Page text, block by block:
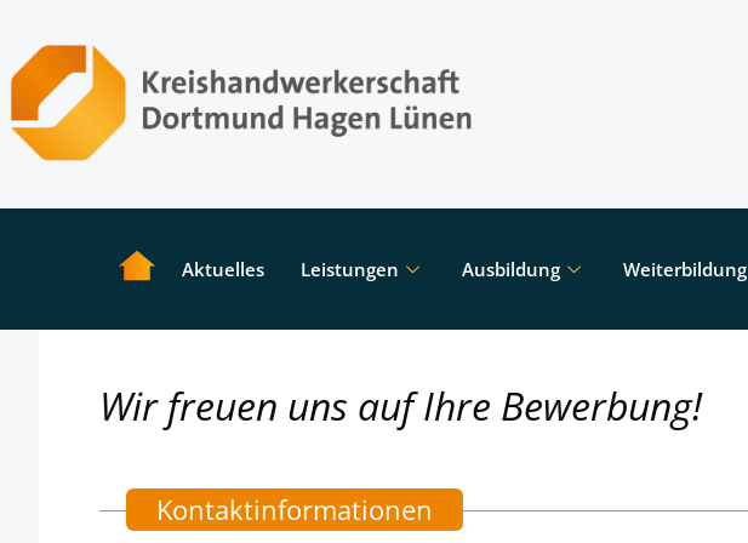
Aktuelles Leistungen Ausbildung Weiterbildung
Wir freuen uns auf Ihre Bewerbung!
Kontaktinformationen